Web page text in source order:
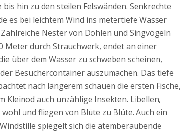
hin zu den steilen Felswänden. Senkrechte
es bei leichtem Wind ins metertiefe Wasser
Nester von Dohlen und Singvögeln
Meter durch Strauchwerk, endet an einer
über dem Wasser zu schweben scheinen,
Besuchercontainer auszumachen. Das tiefe
nach längerem schauen die ersten Fische,
Kleinod auch unzählige Insekten. Libellen,
und fliegen von Blüte zu Blüte. Auch ein
spiegelt sich die atemberaubende